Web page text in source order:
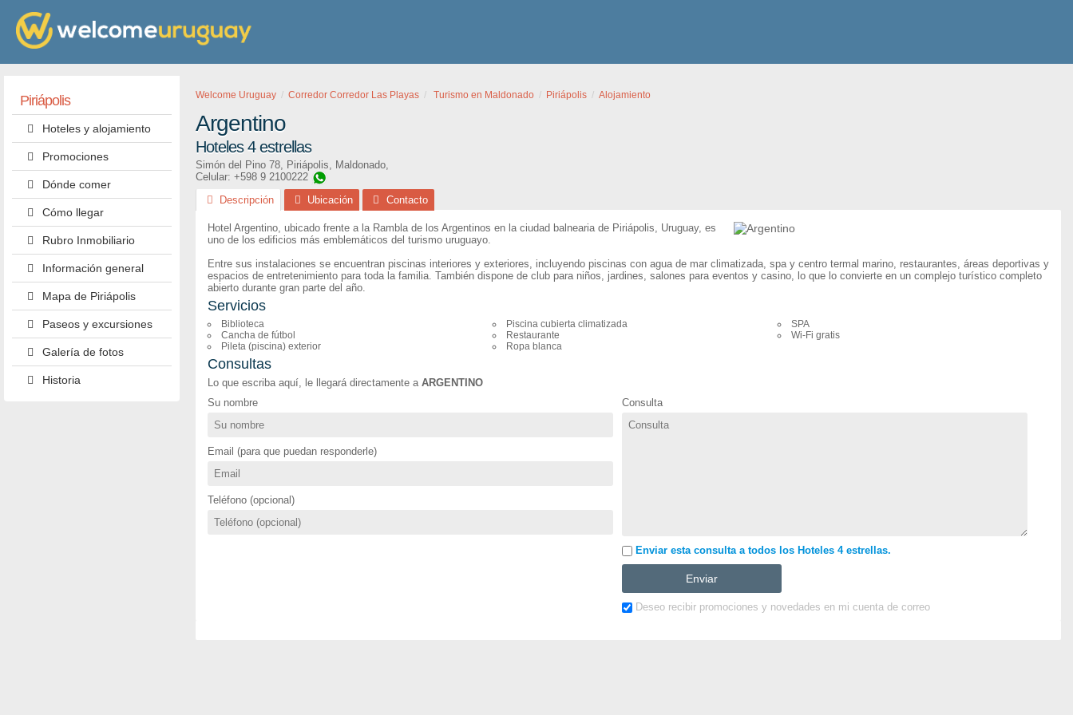
Piriápolis
Hoteles y alojamiento
Promociones
Dónde comer
Cómo llegar
Rubro Inmobiliario
Información general
Mapa de Piriápolis
Paseos y excursiones
Galería de fotos
Historia
Welcome Uruguay Corredor Corredor Las Playas Turismo en Maldonado Piriápolis Alojamiento
Argentino
Hoteles 4 estrellas
Simón del Pino 78, Piriápolis, Maldonado,
Celular: +598 9 2100222
Descripción
Ubicación Contacto
Hotel Argentino, ubicado frente a la Rambla de los Argentinos en la ciudad balnearia de Piriápolis, Uruguay, es
uno de los edificios más emblemáticos del turismo uruguayo.
Entre sus instalaciones se encuentran piscinas interiores y exteriores, incluyendo piscinas con agua de mar climatizada, spa y centro termal marino, restaurantes, áreas deportivas y
espacios de entretenimiento para toda la familia. También dispone de club para niños, jardines, salones para eventos y casino, lo que lo convierte en un complejo turístico completo
abierto durante gran parte del año.
Servicios
Biblioteca
Cancha de fútbol
Pileta (piscina) exterior
Piscina cubierta climatizada
Restaurante
Ropa blanca
SPA
Wi-Fi gratis
Consultas
Lo que escriba aquí, le llegará directamente a ARGENTINO
Su nombre
Email (para que puedan responderle)
Teléfono (opcional)
Consulta
Enviar esta consulta a todos los Hoteles 4 estrellas.
Deseo recibir promociones y novedades en mi cuenta de correo